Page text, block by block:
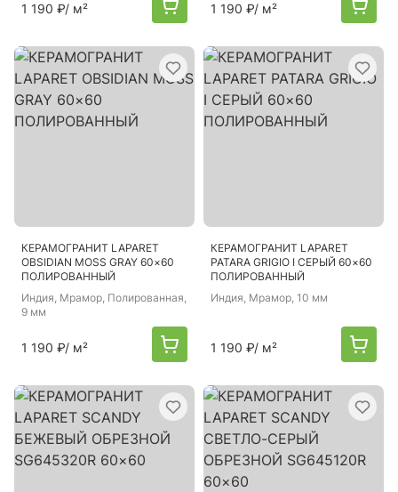
1 190 ₽/ м² 1 190 ₽/ м²
КЕРАМОГРАНИТ LAPARET
OBSIDIAN MOSS GRAY 60×60
ПОЛИРОВАННЫЙ
Индия, Мрамор, Полированная,
9 мм
1 190 ₽/ м²
КЕРАМОГРАНИТ LAPARET
PATARA GRIGIO I СЕРЫЙ 60×60
ПОЛИРОВАННЫЙ
Индия, Мрамор, 10 мм
1 190 ₽/ м²